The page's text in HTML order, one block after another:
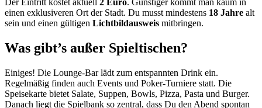
Der Eintritt kostet aktuell 2 Euro. Günstiger kommt man kaum in
einen exklusiveren Ort der Stadt. Du musst mindestens 18 Jahre alt
sein und einen gültigen Lichtbildausweis mitbringen.
Was gibt’s außer Spieltischen?
Einiges! Die Lounge-Bar lädt zum entspannten Drink ein.
Regelmäßig finden auch Events und Poker-Turniere statt. Die
Speisekarte bietet Salate, Suppen, Bowls, Pizza, Pasta und Burger.
Danach liegt die Spielbank so zentral, dass Du den Abend spontan